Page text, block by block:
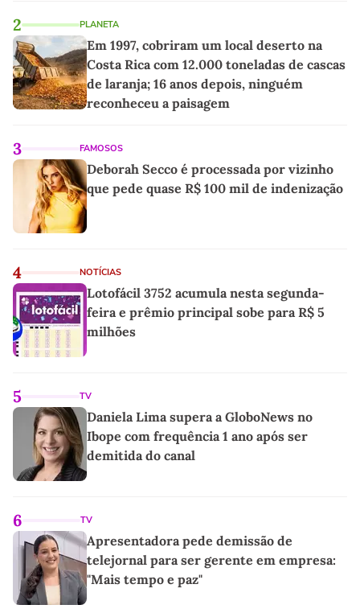
2 PLANETA
Em 1997, cobriram um local deserto na
Costa Rica com 12.000 toneladas de cascas
de laranja; 16 anos depois, ninguém
reconheceu a paisagem
3 FAMOSOS
Deborah Secco é processada por vizinho
que pede quase R$ 100 mil de indenização
4 NOTÍCIAS
Lotofácil 3752 acumula nesta segunda-
feira e prêmio principal sobe para R$ 5
milhões
5 TV
Daniela Lima supera a GloboNews no
Ibope com frequência 1 ano após ser
demitida do canal
6 TV
Apresentadora pede demissão de
telejornal para ser gerente em empresa:
"Mais tempo e paz"